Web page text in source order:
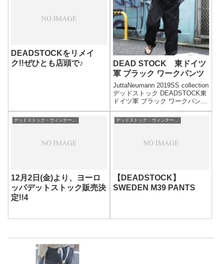
DEADSTOCKをリメイ
ク!!ぜひとも店頭で♪
DEAD STOCK 東ドイツ
軍 ブラック ワークパンツ
JuttaNeumann 2019SS collection
デッドストック DEADSTOCK東
ドイツ軍 ブラック ワークパンツ
オーバーパンツ カーゴパンツ
(EASTGERM-BLK-WORK-
OVERPT)PRICE:6,800yen+...
12月2日(金)より、ヨーロ
ッパデットストック販売決
定!!4
【DEADSTOCK】
SWEDEN M39 PANTS